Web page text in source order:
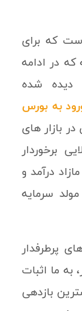
که برای
که در ادامه
دیده شده
به بورس
بازار های
برخوردار
درآمد و
سرمایه
پرطرفدار
ما اثبات
بازدهی